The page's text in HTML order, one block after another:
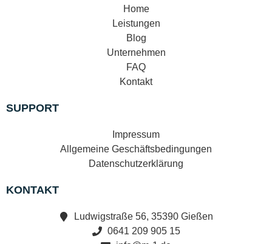
Home
Leistungen
Blog
Unternehmen
FAQ
Kontakt
SUPPORT
Impressum
Allgemeine Geschäftsbedingungen
Datenschutzerklärung
KONTAKT
Ludwigstraße 56, 35390 Gießen
0641 209 905 15